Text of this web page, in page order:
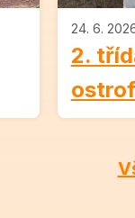
24. 6.
2.